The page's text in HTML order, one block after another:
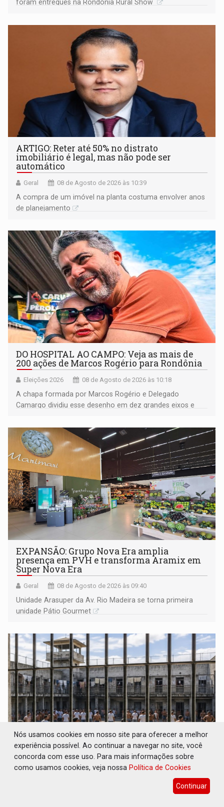
foram entregues na Rondônia Rural Show
ARTIGO: Reter até 50% no distrato
imobiliário é legal, mas não pode ser
automático
Geral 08 de Agosto de 2026 às 10:39
A compra de um imóvel na planta costuma envolver anos
de planejamento
DO HOSPITAL AO CAMPO: Veja as mais de
200 ações de Marcos Rogério para Rondônia
Eleições 2026 08 de Agosto de 2026 às 10:18
A chapa formada por Marcos Rogério e Delegado
Camargo dividiu esse desenho em dez grandes eixos e
EXPANSÃO: Grupo Nova Era amplia
presença em PVH e transforma Aramix em
Super Nova Era
Geral 08 de Agosto de 2026 às 09:40
Unidade Arasuper da Av. Rio Madeira se torna primeira
unidade Pátio Gourmet
ROTA GLOBAL: PCC amplia presença
internacional e transforma Brasil em
corredor da cocaína
08 de Agosto de 2026 às 09:13
Nós usamos cookies em nosso site para oferecer a melhor
experiência possível. Ao continuar a navegar no site, você
concorda com esse uso. Para mais informações sobre
como usamos cookies, veja nossa Política de Cookies
Continuar